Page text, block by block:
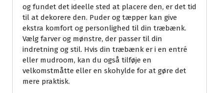
og fundet det ideelle sted at placere den, er det tid
til at dekorere den. Puder og tæpper kan give
ekstra komfort og personlighed til din træbænk.
Vælg farver og mønstre, der passer til din
indretning og stil. Hvis din træbænk er i en entré
eller mudroom, kan du også tilføje en
velkomstmåtte eller en skohylde for at gøre det
mere praktisk.